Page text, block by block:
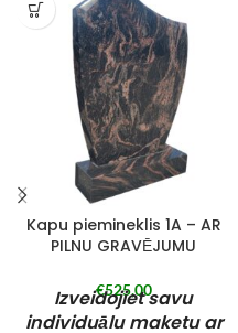
Kapu piemineklis 1A – AR
PILNU GRAVĒJUMU
€525,00
Izveidojiet savu
individuālu maketu ar